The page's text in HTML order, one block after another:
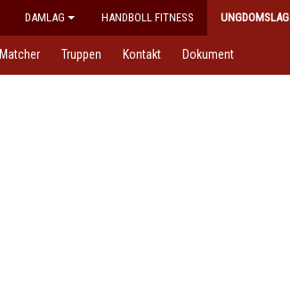
DAMLAG HANDBOLL FITNESS UNGDOMSLAG
Matcher Truppen Kontakt Dokument